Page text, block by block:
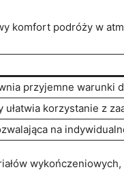
komfort podróży w
przyjemne warunki
​korzystanie ‌z⁤
na